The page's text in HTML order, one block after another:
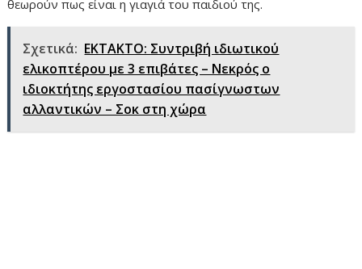
θεωρούν πως είναι η γιαγιά του παιδιού της.
Σχετικά: ΕΚΤΑΚΤΟ: Συντριβή ιδιωτικού
ελικοπτέρου με 3 επιβάτες – Νεκρός ο
ιδιοκτήτης εργοστασίου πασίγνωστων
αλλαντικών – Σοκ στη χώρα